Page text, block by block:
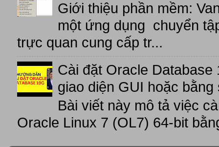
Giới thiệu phần mềm:
một ứng dụng chuyển
trực quan cung cấp tr...
Cài đặt Oracle
giao diện GUI hoặc bằng
Bài viết này mô tả việc
Oracle Linux 7 (OL7) 64-bit